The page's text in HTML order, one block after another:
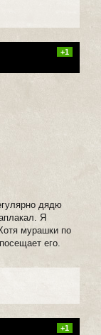
+1
дядю
Я
мурашки по
его.
+1